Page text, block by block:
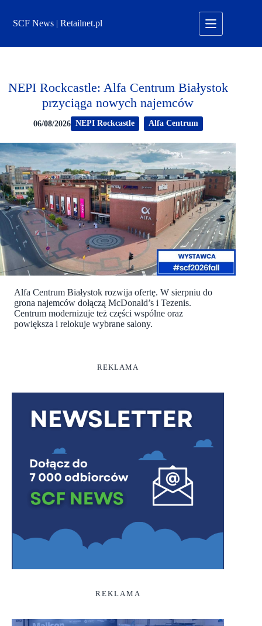
treściSCF News | Retailnet.pl
NEPI Rockcastle: Alfa Centrum Białystok
przyciąga nowych najemców
06/08/2026 NEPI Rockcastle Alfa Centrum
Alfa Centrum Białystok rozwija ofertę. W sierpniu do
grona najemców dołączą McDonald’s i Tezenis.
Centrum modernizuje też części wspólne oraz
powiększa i relokuje wybrane salony.
REKLAMA
REKLAMA